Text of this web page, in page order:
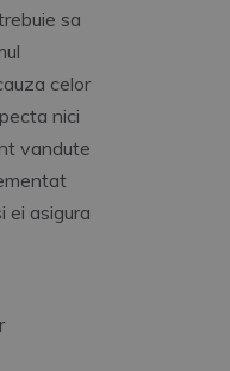
sa
celor
nici
vandute
ei asigura